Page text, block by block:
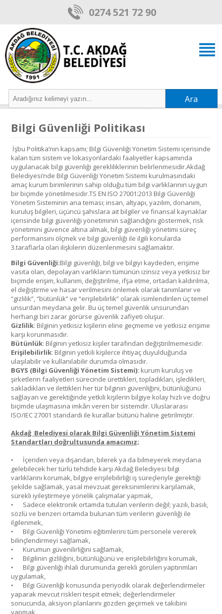
0274 521 72 90
Ara
Bilgi Güvenliği Politikası
İşbu Politika’nın kapsamı; Bilgi Güvenliği Yönetim Sistemi içerisinde
kalan tüm sistem ve lokasyonlardaki faaliyetler kapsamında
uygulanacak bilgi güvenliği gerekliliklerinin belirlenmesidir.Akdağ
Belediyesi’nde Bilgi Güvenliği Yönetim Sistemi kurulmasındaki
amaç kurum birimlerinin sahip olduğu tüm bilgi varlıklarının uygun
bir biçimde yönetilmesidir.TS EN ISO 27001:2013 Bilgi Güvenliği
Yönetim Sisteminin ana teması; insan, altyapı, yazılım, donanım,
kuruluş bilgileri, üçüncü şahıslara ait bilgiler ve finansal kaynaklar
içerisinde bilgi güvenliği yönetiminin sağlandığını göstermek, risk
yönetimini güvence altına almak, bilgi güvenliği yönetimi süreç
performansını ölçmek ve bilgi güvenliği ile ilgili konularda
3.taraflarla olan ilişkilerin düzenlenmesini sağlamaktır.
Bilgi Güvenliği:Bilgi güvenliği, bilgi ve bilgiyi kaydeden, erişime
vasıta olan, depolayan varlıkların tümünün izinsiz veya yetkisiz bir
biçimde erişim, kullanım, değiştirilme, ifşa etme, ortadan kaldırılma,
el değiştirme ve hasar verilmesini önlemek olarak tanımlanır ve
“gizlilik”, “bütünlük” ve “erişilebilirlik” olarak isimlendirilen üç temel
unsurdan meydana gelir. Bu üç temel güvenlik unsurundan
herhangi biri zarar görürse güvenlik zafiyeti oluşur.
Gizlilik: Bilginin yetkisiz kişilerin eline geçmeme ve yetkisiz erişime
karşı korunmasıdır.
Bütünlük: Bilginin yetkisiz kişiler tarafından değiştirilmemesidir.
Erişilebilirlik: Bilginin yetkili kişilerce ihtiyaç duyulduğunda
ulaşılabilir ve kullanılabilir durumda olmasıdır.
BGYS (Bilgi Güvenliği Yönetim Sistemi): kurum kuruluş ve
şirketlerin faaliyetleri sürecinde ürettikleri, topladıkları, işledikleri,
sakladıkları ve ilettikleri her tür bilginin güvenliğini, bütünlüğünü
sağlayan ve gerektiğinde yetkili kişilerin bilgiye kolay hızlı ve doğru
biçimde ulaşmasına imkân veren bir sistemdir. Uluslararası
ISO/IEC 27001 standardı ile kurallar bütünü haline getirilmiştir.
Akdağ Belediyesi olarak Bilgi Güvenliği Yönetim Sistemi
Standartları doğrultusunda amacımız;
•
İçeriden veya dışarıdan, bilerek ya da bilmeyerek meydana
gelebilecek her türlü tehdide karşı Akdağ Belediyesi bilgi
varlıklarını korumak, bilgiye erişilebilirliği iş süreçleriyle gerektiği
şekilde sağlamak, yasal mevzuat gereksinimlerini karşılamak,
sürekli iyileştirmeye yönelik çalışmalar yapmak,
•
Sadece elektronik ortamda tutulan verilerin değil; yazılı, basılı,
sözlü ve benzeri ortamda bulunan tüm verilerin güvenliği ile
ilgilenmek,
•
Bilgi Güvenliği Yönetimi eğitimlerini tüm personele vererek
bilinçlendirmeyi sağlamak,
•
Kurumun güvenilirliğini sağlamak,
•
Bilgilinin gizliliğini, bütünlüğünü ve erişilebilirliğini korumak,
•
Bilgi güvenliği ihlali durumunda gerekli görülen yaptırımları
uygulamak,
•
Bilgi Güvenliği konusunda periyodik olarak değerlendirmeler
yaparak mevcut riskleri tespit etmek; değerlendirmeler
sonucunda, aksiyon planlarını gözden geçirmek ve takibini
yapmak,